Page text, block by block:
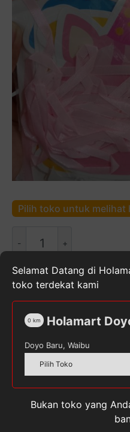
Pilih toko untuk melihat
Happy
Party
Flags
SKU: 6800856851221
Tahun
Ulasan (0)
Selamat Datang di
toko terdekat kami
Holamart
0 km
Doyo Baru, Waibu
Pilih Toko
Bukan toko yang